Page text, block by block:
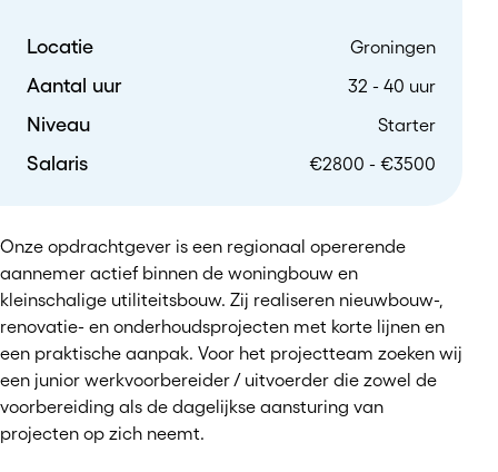
Locatie Groningen
Aantal uur 32 - 40 uur
Niveau Starter
Salaris €2800 - €3500
Onze opdrachtgever is een regionaal opererende
aannemer actief binnen de woningbouw en
kleinschalige utiliteitsbouw. Zij realiseren nieuwbouw-,
renovatie- en onderhoudsprojecten met korte lijnen en
een praktische aanpak. Voor het projectteam zoeken wij
een junior werkvoorbereider / uitvoerder die zowel de
voorbereiding als de dagelijkse aansturing van
projecten op zich neemt.